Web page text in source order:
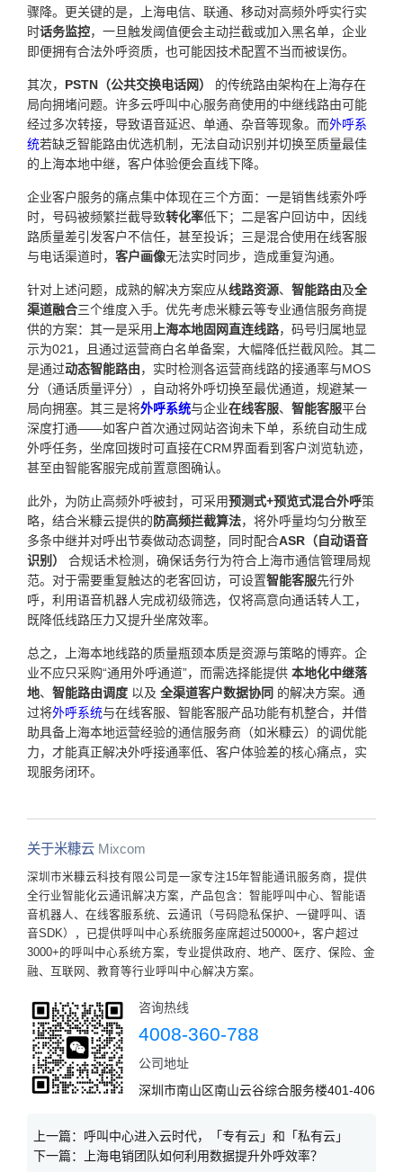
骤降。更关键的是，上海电信、联通、移动对高频外呼实行实
时话务监控，一旦触发阈值便会主动拦截或加入黑名单，企业
即便拥有合法外呼资质，也可能因技术配置不当而被误伤。
其次， PSTN（公共交换电话网）
的传统路由架构在上海存在
局向拥堵问题。许多云呼叫中心服务商使用的中继线路由可能
经过多次转接，导致语音延迟、单通、杂音等现象。而外呼系
统若缺乏智能路由优选机制，无法自动识别并切换至质量最佳
的上海本地中继，客户体验便会直线下降。
企业客户服务的痛点集中体现在三个方面：一是销售线索外呼
时，号码被频繁拦截导致转化率低下；二是客户回访中，因线
路质量差引发客户不信任，甚至投诉；三是混合使用在线客服
与电话渠道时， 客户画像无法实时同步，造成重复沟通。
针对上述问题，成熟的解决方案应从线路资源、 智能路由及全
渠道融合三个维度入手。优先考虑米糠云等专业通信服务商提
供的方案：其一是采用 上海本地固网直连线路，码号归属地显
示为021，且通过运营商白名单备案，大幅降低拦截风险。其二
是通过动态智能路由，实时检测各运营商线路的接通率与MOS
分（通话质量评分），自动将外呼切换至最优通道，规避某一
局向拥塞。其三是将外呼系统与企业在线客服、 智能客服平台
深度打通——如客户首次通过网站咨询未下单，系统自动生成
外呼任务，坐席回拨时可直接在CRM界面看到客户浏览轨迹，
甚至由智能客服完成前置意图确认。
此外，为防止高频外呼被封，可采用预测式+预览式混合外呼策
略，结合米糠云提供的防高频拦截算法，将外呼量均匀分散至
多条中继并对呼出节奏做动态调整，同时配合ASR（自动语音
识别）
合规话术检测，确保话务行为符合上海市通信管理局规
范。对于需要重复触达的老客回访，可设置智能客服先行外
呼，利用语音机器人完成初级筛选，仅将高意向通话转人工，
既降低线路压力又提升坐席效率。
总之，上海本地线路的质量瓶颈本质是资源与策略的博弈。企
业不应只采购“通用外呼通道”，而需选择能提供 本地化中继落
地、 智能路由调度 以及 全渠道客户数据协同 的解决方案。通
过将外呼系统与在线客服、智能客服产品功能有机整合，并借
助具备上海本地运营经验的通信服务商（如米糠云）的调优能
力，才能真正解决外呼接通率低、客户体验差的核心痛点，实
现服务闭环。
关于米糠云 Mixcom
深圳市米糠云科技有限公司是一家专注15年智能通讯服务商，提供
全行业智能化云通讯解决方案，产品包含：智能呼叫中心、智能语
音机器人、在线客服系统、云通讯（号码隐私保护、一键呼叫、语
音SDK），已提供呼叫中心系统服务座席超过50000+，客户超过
3000+的呼叫中心系统方案，专业提供政府、地产、医疗、保险、金
融、互联网、教育等行业呼叫中心解决方案。
咨询热线
4008-360-788
公司地址
深圳市南山区南山云谷综合服务楼401-406
上一篇： 呼叫中心进入云时代，「专有云」和「私有云」
下一篇：
上海电销团队如何利用数据提升外呼效率？